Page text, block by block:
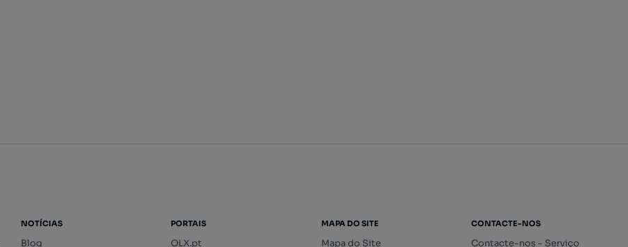
NOTÍCIAS
Blog
PORTAIS
OLX.pt
MAPA DO SITE
Mapa do Site
CONTACTE-NOS
Contacte-nos - Serviço